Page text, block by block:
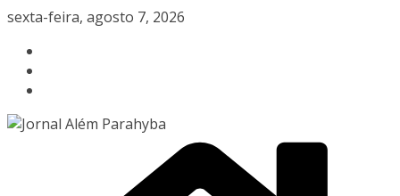
Pular
conteúdo
sexta-feira, agosto 7, 2026